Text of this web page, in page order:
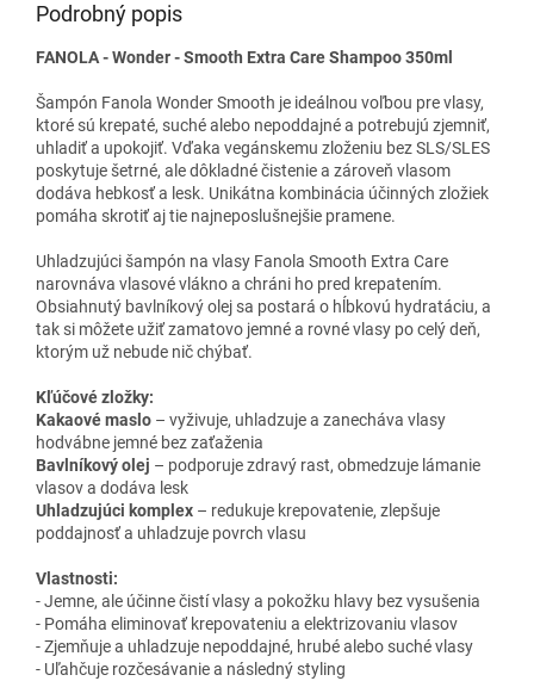
Podrobný popis
FANOLA - Wonder - Smooth Extra Care Shampoo 350ml
Šampón Fanola Wonder Smooth je ideálnou voľbou pre vlasy,
ktoré sú krepaté, suché alebo nepoddajné a potrebujú zjemniť,
uhladiť a upokojiť. Vďaka vegánskemu zloženiu bez SLS/SLES
poskytuje šetrné, ale dôkladné čistenie a zároveň vlasom
dodáva hebkosť a lesk. Unikátna kombinácia účinných zložiek
pomáha skrotiť aj tie najneposlušnejšie pramene.
Uhladzujúci šampón na vlasy Fanola Smooth Extra Care
narovnáva vlasové vlákno a chráni ho pred krepatením.
Obsiahnutý bavlníkový olej sa postará o hĺbkovú hydratáciu, a
tak si môžete užiť zamatovo jemné a rovné vlasy po celý deň,
ktorým už nebude nič chýbať.
Kľúčové zložky:
Kakaové maslo – vyživuje, uhladzuje a zanecháva vlasy
hodvábne jemné bez zaťaženia
Bavlníkový olej – podporuje zdravý rast, obmedzuje lámanie
vlasov a dodáva lesk
Uhladzujúci komplex – redukuje krepovatenie, zlepšuje
poddajnosť a uhladzuje povrch vlasu
Vlastnosti:
- Jemne, ale účinne čistí vlasy a pokožku hlavy bez vysušenia
- Pomáha eliminovať krepovateniu a elektrizovaniu vlasov
- Zjemňuje a uhladzuje nepoddajné, hrubé alebo suché vlasy
- Uľahčuje rozčesávanie a následný styling